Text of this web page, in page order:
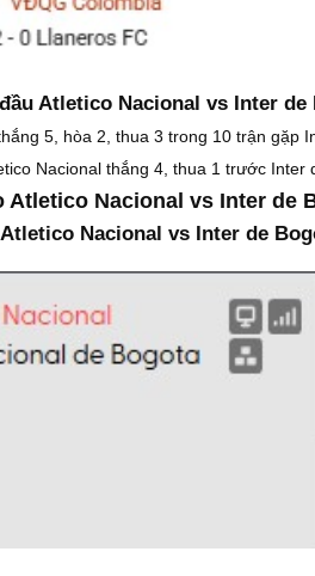
Atletico Nacional vs Inter de
5, hòa 2, thua 3 trong 10 trận gặp
Nacional thắng 4, thua 1 trước Inter
Atletico Nacional vs Inter de
Nacional vs Inter de